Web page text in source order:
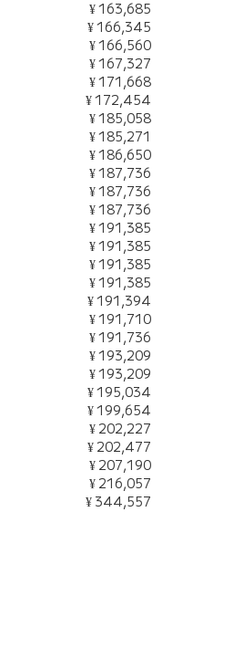
¥ 163,685
¥ 166,345
¥ 166,560
¥ 167,327
¥ 171,668
¥ 172,454
¥ 185,058
¥ 185,271
¥ 186,650
¥ 187,736
¥ 187,736
¥ 187,736
¥ 191,385
¥ 191,385
¥ 191,385
¥ 191,385
¥ 191,394
¥ 191,710
¥ 191,736
¥ 193,209
¥ 193,209
¥ 195,034
¥ 199,654
¥ 202,227
¥ 202,477
¥ 207,190
¥ 216,057
¥ 344,557